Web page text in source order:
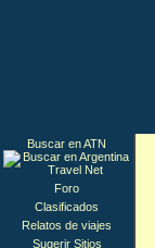
Buscar en ATN
Foro
Clasificados
Relatos de viajes
Sugerir Sitios